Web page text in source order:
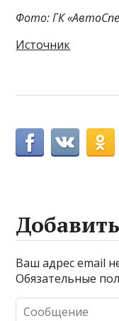
Фото: ГК
Источник
Ваш адрес email
Обязательные